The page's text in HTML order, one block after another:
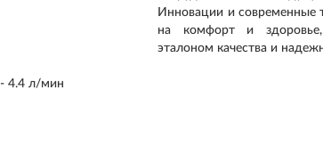
- 4.4 л/мин
Инновации и современные
на комфорт и
эталоном качества и